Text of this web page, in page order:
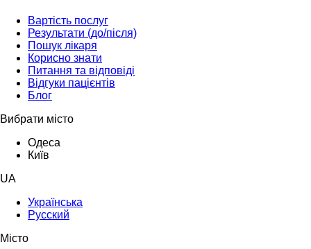
Вартість послуг
Результати (до/після)
Пошук лікаря
Корисно знати
Питання та відповіді
Відгуки пацієнтів
Блог
Вибрати місто
Одеса
Київ
UA
Українська
Русский
Місто